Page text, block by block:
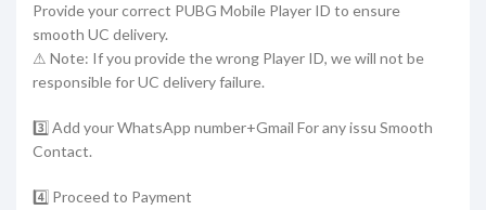
Provide your correct PUBG Mobile Player ID to ensure
smooth UC delivery.
⚠ Note: If you provide the wrong Player ID, we will not be
responsible for UC delivery failure.
3️⃣ Add your WhatsApp number+Gmail For any issu Smooth
Contact.
4️⃣ Proceed to Payment